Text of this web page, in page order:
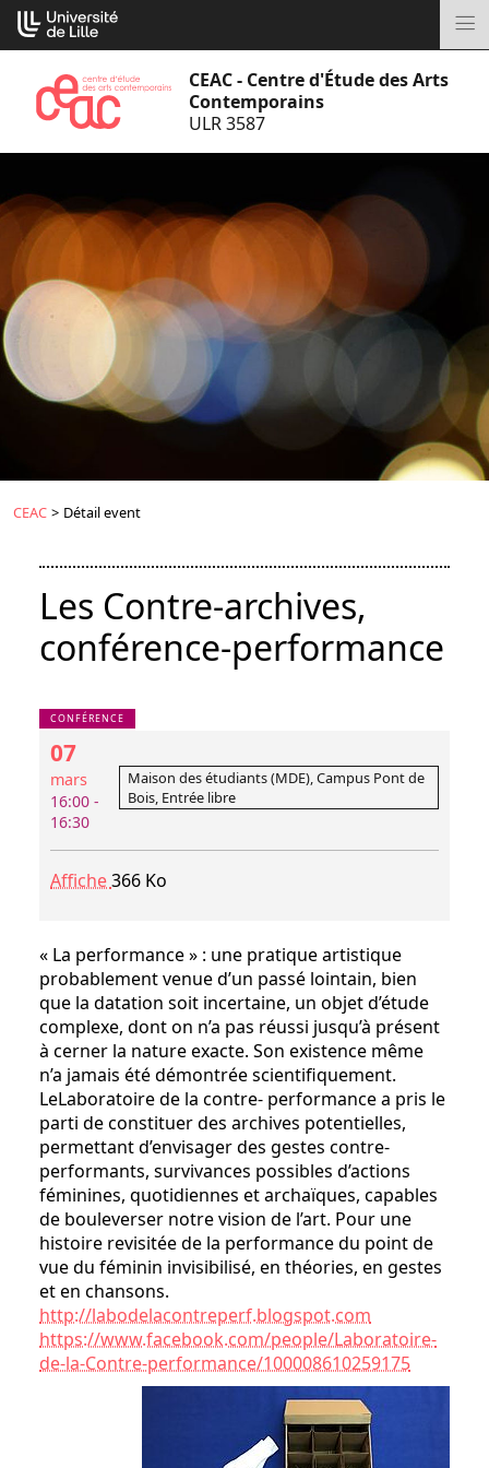
Aller
au
CEAC - Centre d'Étude des Arts
Contemporains
ULR 3587
CEAC > Détail event
Les Contre-archives,
conférence-performance
CONFÉRENCE
07
mars
16:00 -
16:30
Maison des étudiants (MDE), Campus Pont de
Bois, Entrée libre
Affiche366 Ko
« La performance » : une pratique artistique
probablement venue d’un passé lointain, bien
que la datation soit incertaine, un objet d’étude
complexe, dont on n’a pas réussi jusqu’à présent
à cerner la nature exacte. Son existence même
n’a jamais été démontrée scientifiquement.
LeLaboratoire de la contre- performance a pris le
parti de constituer des archives potentielles,
permettant d’envisager des gestes contre-
performants, survivances possibles d’actions
féminines, quotidiennes et archaïques, capables
de bouleverser notre vision de l’art. Pour une
histoire revisitée de la performance du point de
vue du féminin invisibilisé, en théories, en gestes
et en chansons.
http://labodelacontreperf.blogspot.com
https://www.facebook.com/people/Laboratoire-
de-la-Contre-performance/100008610259175
Cookies management panel